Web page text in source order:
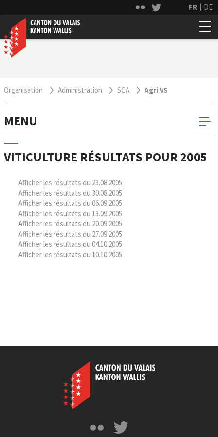
FR DE
Organisation Administration SCA Agri VS
MENU
VITICULTURE RÉSULTATS POUR 2005
Afficher les résultats du 23.08.2005
Afficher les résultats du 30.08.2005
Afficher les résultats du 06.09.2005
Afficher les résultats du 13.09.2005
Afficher les résultats du 20.09.2005
Afficher les résultats du 27.09.2005
Afficher les résultats du 04.10.2005
Afficher les résultats du 10.10.2005